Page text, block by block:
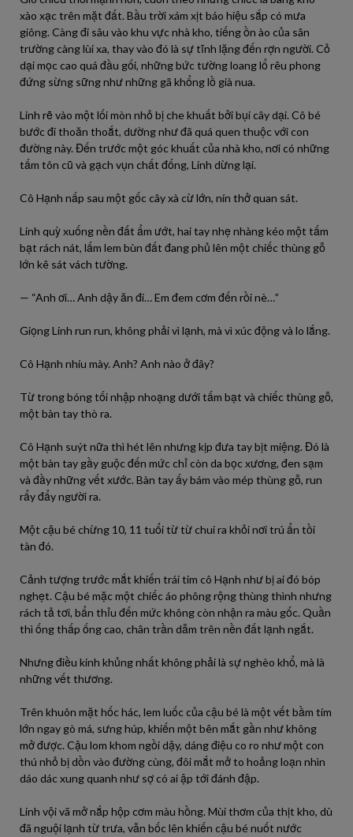
xào xạc trên mặt đất. Bầu trời xám xịt báo hiệu sắp có mưa
giông. Càng đi sâu vào khu vực nhà kho, tiếng ồn ào của sân
trường càng lùi xa, thay vào đó là sự tĩnh lặng đến rợn người. Cỏ
dại mọc cao quá đầu gối, những bức tường loang lổ rêu phong
đứng sừng sững như những gã khổng lồ già nua.
Linh rẽ vào một lối mòn nhỏ bị che khuất bởi bụi cây dại. Cô bé
bước đi thoăn thoắt, dường như đã quá quen thuộc với con
đường này. Đến trước một góc khuất của nhà kho, nơi có những
tấm tôn cũ và gạch vụn chất đống, Linh dừng lại.
Cô Hạnh nấp sau một gốc cây xà cừ lớn, nín thở quan sát.
Linh quỳ xuống nền đất ẩm ướt, hai tay nhẹ nhàng kéo một tấm
bạt rách nát, lấm lem bùn đất đang phủ lên một chiếc thùng gỗ
lớn kê sát vách tường.
— “Anh ơi… Anh dậy ăn đi… Em đem cơm đến rồi nè…”
Giọng Linh run run, không phải vì lạnh, mà vì xúc động và lo lắng.
Cô Hạnh nhíu mày. Anh? Anh nào ở đây?
Từ trong bóng tối nhập nhoạng dưới tấm bạt và chiếc thùng gỗ,
một bàn tay thò ra.
Cô Hạnh suýt nữa thì hét lên nhưng kịp đưa tay bịt miệng. Đó là
một bàn tay gầy guộc đến mức chỉ còn da bọc xương, đen sạm
và đầy những vết xước. Bàn tay ấy bám vào mép thùng gỗ, run
rẩy đẩy người ra.
Một cậu bé chừng 10, 11 tuổi từ từ chui ra khỏi nơi trú ẩn tồi
tàn đó.
Cảnh tượng trước mắt khiến trái tim cô Hạnh như bị ai đó bóp
nghẹt. Cậu bé mặc một chiếc áo phông rộng thùng thình nhưng
rách tả tơi, bẩn thỉu đến mức không còn nhận ra màu gốc. Quần
thì ống thấp ống cao, chân trần dẫm trên nền đất lạnh ngắt.
Nhưng điều kinh khủng nhất không phải là sự nghèo khổ, mà là
những vết thương.
Trên khuôn mặt hốc hác, lem luốc của cậu bé là một vết bầm tím
lớn ngay gò má, sưng húp, khiến một bên mắt gần như không
mở được. Cậu lom khom ngồi dậy, dáng điệu co ro như một con
thú nhỏ bị dồn vào đường cùng, đôi mắt mở to hoảng loạn nhìn
dáo dác xung quanh như sợ có ai ập tới đánh đập.
Linh vội vã mở nắp hộp cơm màu hồng. Mùi thơm của thịt kho, dù
đã nguội lạnh từ trưa, vẫn bốc lên khiến cậu bé nuốt nước